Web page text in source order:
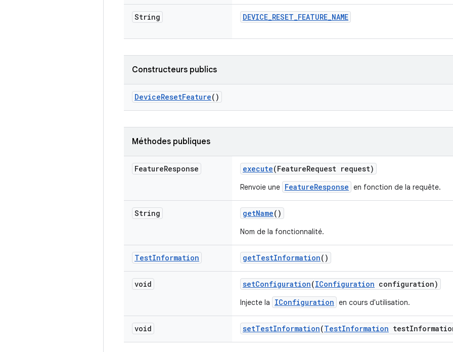
String DEVICE_RESET_FEATURE_NAME
Constructeurs publics
DeviceResetFeature()
Méthodes publiques
FeatureResponse execute(FeatureRequest request)
Renvoie une FeatureResponse en fonction de la requête.
String getName()
Nom de la fonctionnalité.
TestInformation getTestInformation()
void setConfiguration(IConfiguration configuration)
Injecte la IConfiguration en cours d'utilisation.
void setTestInformation(TestInformation test